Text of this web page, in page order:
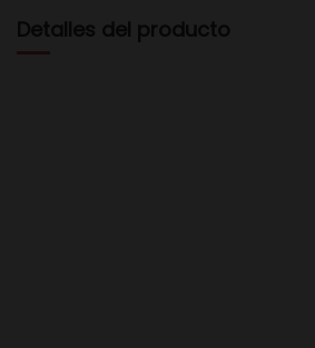
Detalles del producto